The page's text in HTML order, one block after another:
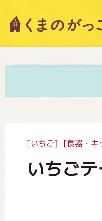
[いちご] [食器・キ
いちご
キャラク
絵本・作